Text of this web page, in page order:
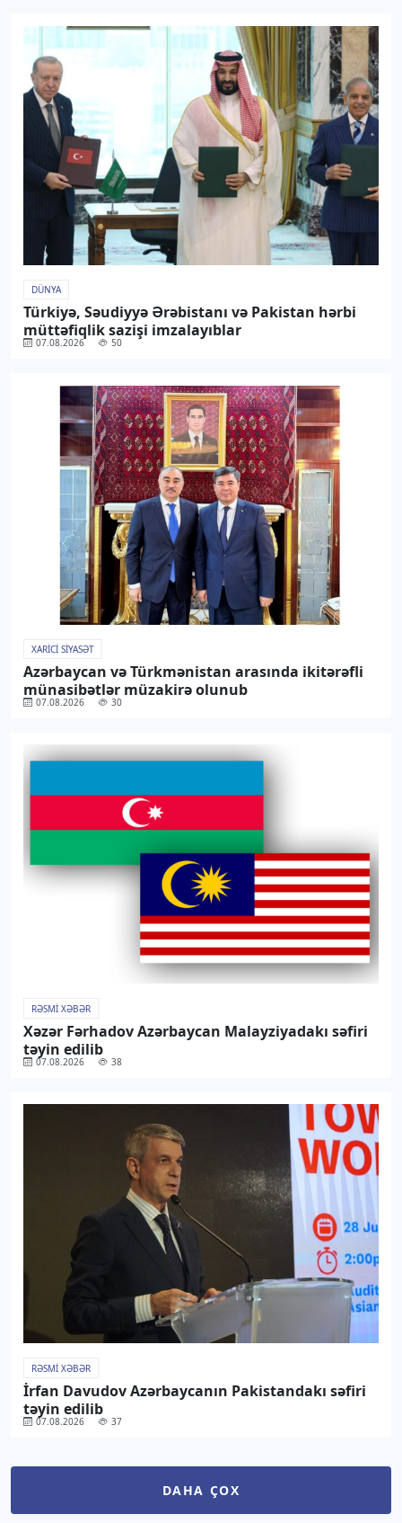
DÜNYA
Türkiyə, Səudiyyə Ərəbistanı və Pakistan hərbi
müttəfiqlik sazişi imzalayıblar
07.08.2026 50
XARICI SIYASƏT
Azərbaycan və Türkmənistan arasında ikitərəfli
münasibətlər müzakirə olunub
07.08.2026 30
RƏSMI XƏBƏR
Xəzər Fərhadov Azərbaycan Malayziyadakı səfiri
təyin edilib
07.08.2026 38
RƏSMI XƏBƏR
İrfan Davudov Azərbaycanın Pakistandakı səfiri
təyin edilib
07.08.2026 37
DAHA ÇOX